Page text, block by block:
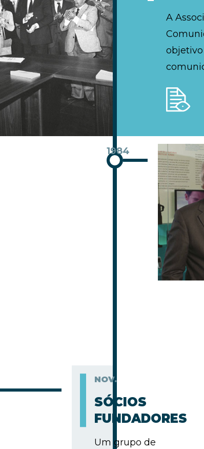
A
1984
NOV.
SÓCIOS
FUNDADORES
Um grupo de